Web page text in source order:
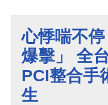
心悸喘不
爆擊」 全
PCI整合手
生